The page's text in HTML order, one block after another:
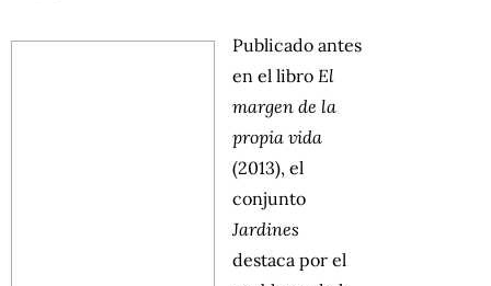
Publicado antes
en el libro El
margen de la
propia vida
(2013), el
conjunto
Jardines
destaca por el